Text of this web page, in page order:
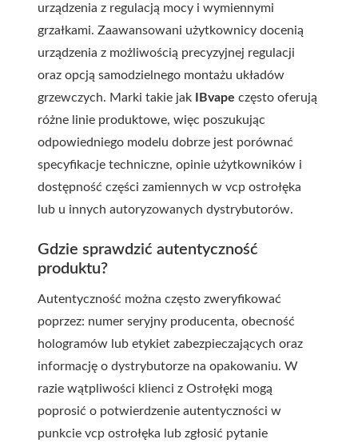
urządzenia z regulacją mocy i wymiennymi
grzałkami. Zaawansowani użytkownicy docenią
urządzenia z możliwością precyzyjnej regulacji
oraz opcją samodzielnego montażu układów
grzewczych. Marki takie jak
IBvape często oferują
różne linie produktowe, więc poszukując
odpowiedniego modelu dobrze jest porównać
specyfikacje techniczne, opinie użytkowników i
dostępność części zamiennych w vcp ostrołęka
lub u innych autoryzowanych dystrybutorów.
Gdzie sprawdzić autentyczność
produktu?
Autentyczność można często zweryfikować
poprzez: numer seryjny producenta, obecność
hologramów lub etykiet zabezpieczających oraz
informację o dystrybutorze na opakowaniu. W
razie wątpliwości klienci z Ostrołęki mogą
poprosić o potwierdzenie autentyczności w
punkcie vcp ostrołęka lub zgłosić pytanie